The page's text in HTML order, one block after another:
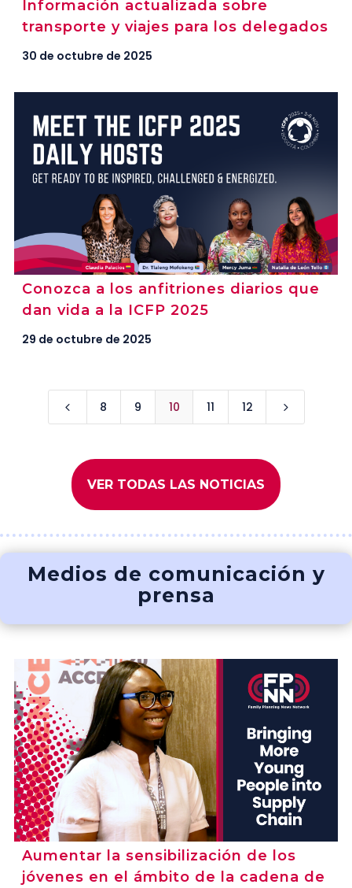
Información actualizada sobre
transporte y viajes para los delegados
30 de octubre de 2025
Conozca a los anfitriones diarios que
dan vida a la ICFP 2025
29 de octubre de 2025
4 8 9 10 11 12 5
VER TODAS LAS NOTICIAS
Medios de comunicación y
prensa
Aumentar la sensibilización de los
jóvenes en el ámbito de la cadena de